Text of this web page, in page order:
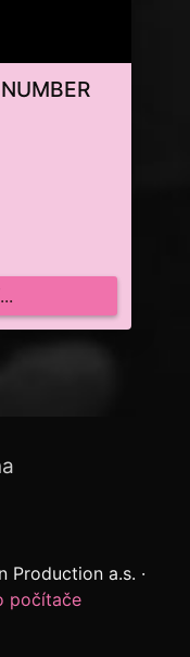
a.s. ·
počítače